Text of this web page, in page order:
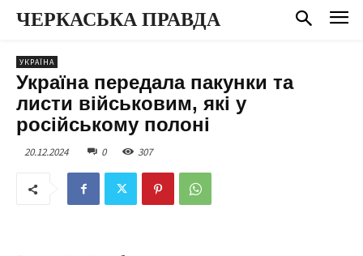
ЧЕРКАСЬКА ПРАВДА
УКРАЇНА
Україна передала пакунки та
листи військовим, які у
російському полоні
20.12.2024 0 307